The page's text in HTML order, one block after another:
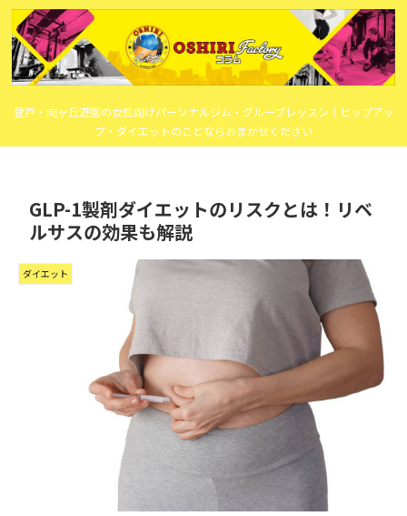
登戸・向ヶ丘遊園の女性向けパーソナルジム・グループレッスン｜ヒップアッ
プ・ダイエットのことならおまかせください
GLP-1製剤ダイエットのリスクとは！リベ
ルサスの効果も解説
ダイエット